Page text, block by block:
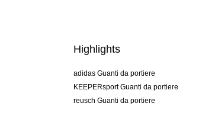
Highlights
adidas Guanti da portiere
KEEPERsport Guanti da portiere
reusch Guanti da portiere